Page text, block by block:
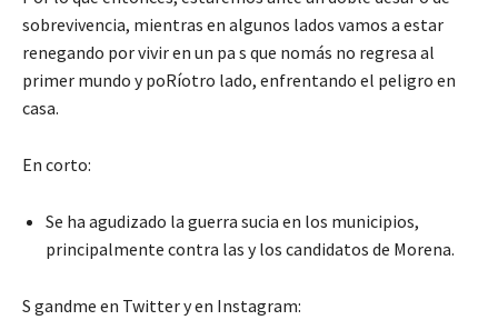
sobrevivencia, mientras en algunos lados vamos a estar
renegando por vivir en un pa s que nomás no regresa al
primer mundo y poRíotro lado, enfrentando el peligro en
casa.
En corto:
Se ha agudizado la guerra sucia en los municipios,
principalmente contra las y los candidatos de Morena.
S gandme en Twitter y en Instagram: